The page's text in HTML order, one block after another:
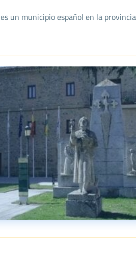
un municipio español en la